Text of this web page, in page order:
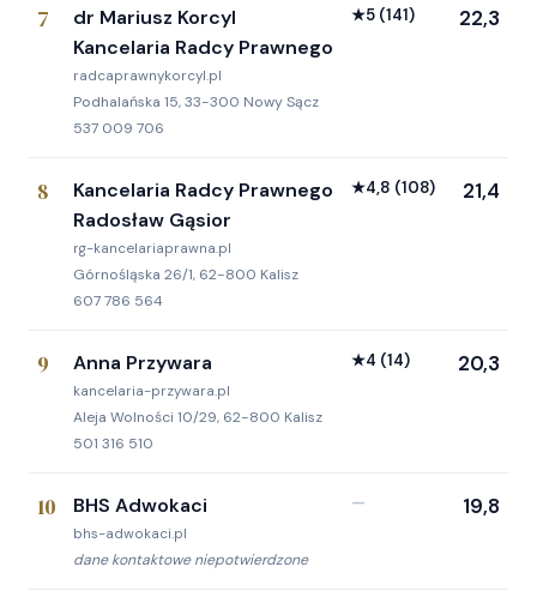
7
dr Mariusz Korcyl
Kancelaria Radcy Prawnego
radcaprawnykorcyl.pl
Podhalańska 15, 33-300 Nowy Sącz
537 009 706
★5 (141) 22,3
8
Kancelaria Radcy Prawnego
Radosław Gąsior
rg-kancelariaprawna.pl
Górnośląska 26/1, 62-800 Kalisz
607 786 564
★4,8 (108) 21,4
9 Anna Przywara
kancelaria-przywara.pl
Aleja Wolności 10/29, 62-800 Kalisz
501 316 510
★4 (14) 20,3
10 BHS Adwokaci
bhs-adwokaci.pl
dane kontaktowe niepotwierdzone
— 19,8